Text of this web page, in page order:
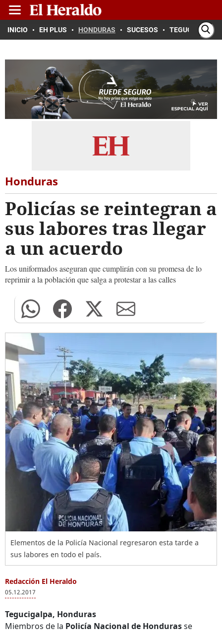
INICIO EH PLUS HONDURAS SUCESOS TEGUCIGALPA
Honduras
Policías se reintegran a
sus labores tras llegar
a un acuerdo
Los uniformados aseguran que cumplirán con su promesa de lo
reprimir a la población que salga a protestar a las calles
Elementos de la Policía Nacional regresaron esta tarde a
sus labores en todo el país.
Redacción El Heraldo
05.12.2017
Tegucigalpa, Honduras
Miembros de la Policía Nacional de Hondurasse